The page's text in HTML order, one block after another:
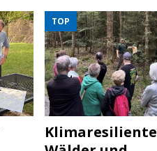
TOP
Klimaresiliente